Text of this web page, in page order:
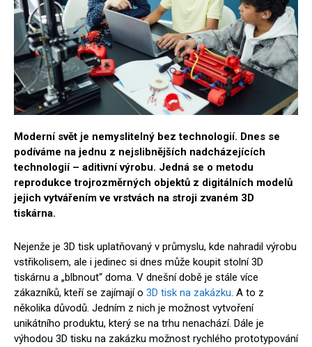
Moderní svět je nemyslitelný bez technologií. Dnes se
podíváme na jednu z nejslibnějších nadcházejících
technologií – aditivní výrobu. Jedná se o metodu
reprodukce trojrozměrných objektů z digitálních modelů
jejich vytvářením ve vrstvách na stroji zvaném 3D
tiskárna.
Nejenže je 3D tisk uplatňovaný v průmyslu, kde nahradil výrobu
vstřikolisem, ale i jedinec si dnes může koupit stolní 3D
tiskárnu a „blbnout“ doma. V dnešní době je stále více
zákazníků, kteří se zajímají o 3D tisk na zakázku. A to z
několika důvodů. Jedním z nich je možnost vytvoření
unikátního produktu, který se na trhu nenachází. Dále je
výhodou 3D tisku na zakázku možnost rychlého prototypování